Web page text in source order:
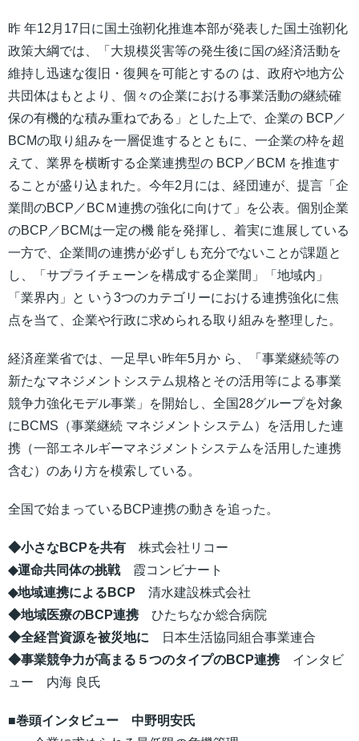
昨 年12月17日に国土強靭化推進本部が発表した国土強靭化
政策大綱では、「大規模災害等の発生後に国の経済活動を
維持し迅速な復旧・復興を可能とするの は、政府や地方公
共団体はもとより、個々の企業における事業活動の継続確
保の有機的な積み重ねである」とした上で、企業の BCP／
BCMの取り組みを一層促進するとともに、一企業の枠を超
えて、業界を横断する企業連携型の BCP／BCM を推進す
ることが盛り込まれた。今年2月には、経団連が、提言「企
業間のBCP／BCＭ連携の強化に向けて」を公表。個別企業
のBCP／BCMは一定の機 能を発揮し、着実に進展している
一方で、企業間の連携が必ずしも充分でないことが課題と
し、「サプライチェーンを構成する企業間」「地域内」
「業界内」と いう3つのカテゴリーにおける連携強化に焦
点を当て、企業や行政に求められる取り組みを整理した。
経済産業省では、一足早い昨年5月か ら、「事業継続等の
新たなマネジメントシステム規格とその活用等による事業
競争力強化モデル事業」を開始し、全国28グループを対象
にBCMS（事業継続 マネジメントシステム）を活用した連
携（一部エネルギーマネジメントシステムを活用した連携
含む）のあり方を模索している。
全国で始まっているBCP連携の動きを追った。
◆小さなBCPを共有 株式会社リコー
◆運命共同体の挑戦霞コンビナート
◆地域連携によるBCP 清水建設株式会社
◆地域医療のBCP連携 ひたちなか総合病院
◆全経営資源を被災地に 日本生活協同組合事業連合
◆事業競争力が高まる５つのタイプのBCP連携 インタビ
ュー 内海 良氏
■巻頭インタビュー 中野明安氏